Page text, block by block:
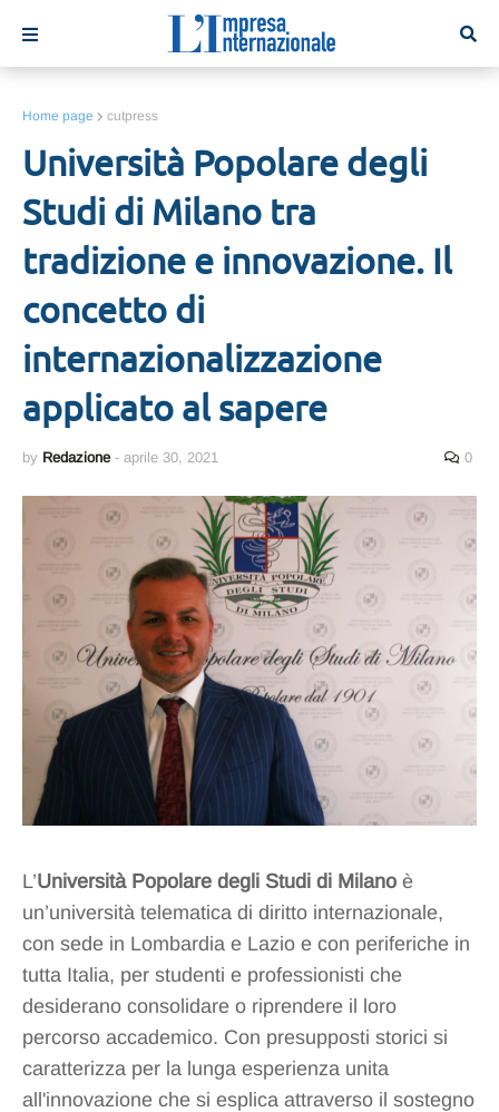
Home page cutpress
Università Popolare degli
Studi di Milano tra
tradizione e innovazione. Il
concetto di
internazionalizzazione
applicato al sapere
by Redazione - aprile 30, 2021 0
L’Università Popolare degli Studi di Milano è
un’università telematica di diritto internazionale,
con sede in Lombardia e Lazio e con periferiche in
tutta Italia, per studenti e professionisti che
desiderano consolidare o riprendere il loro
percorso accademico. Con presupposti storici si
caratterizza per la lunga esperienza unita
all'innovazione che si esplica attraverso il sostegno